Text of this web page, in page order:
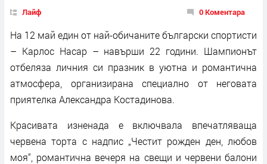
Лайф 0 Коментара
На 12 май един от най-обичаните български спортисти
– Карлос Насар – навърши 22 години. Шампионът
отбеляза личния си празник в уютна и романтична
атмосфера, организирана специално от неговата
приятелка Александра Костадинова.
Красивата изненада е включвала впечатляваща
червена торта с надпис „Честит рожден ден, любов
моя“, романтична вечеря на свещи и червени балони